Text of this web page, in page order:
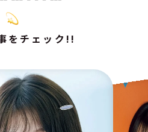
をチェック!!